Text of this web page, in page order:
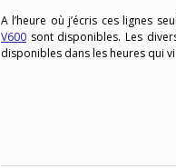
A l’heure où j’écris ces lignes
V600 sont disponibles. Les
disponibles dans les heures qui